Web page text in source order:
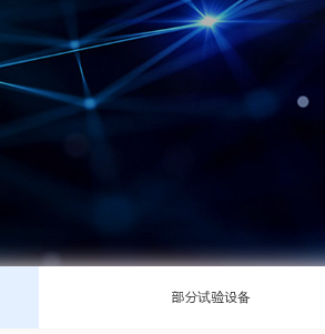
部分试验设备